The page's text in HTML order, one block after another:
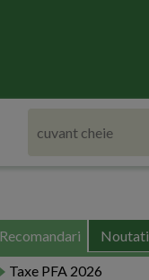
Recomandari Noutati
Taxe PFA 2026